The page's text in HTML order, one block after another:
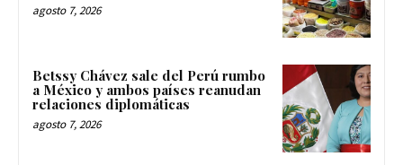
agosto 7, 2026
Betssy Chávez sale del Perú rumbo
a México y ambos países reanudan
relaciones diplomáticas
agosto 7, 2026